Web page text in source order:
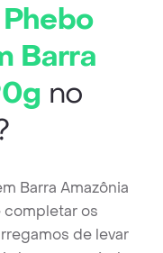
Phebo
Barra
no
Barra Amazônia
completar os
de levar